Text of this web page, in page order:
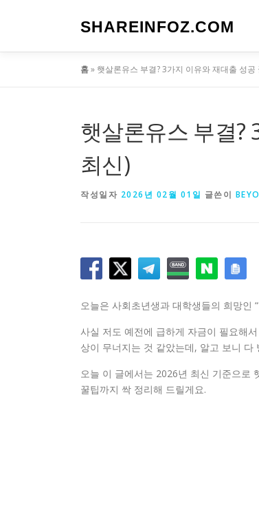
로
SHAREINFOZ.COM
홈» 햇살론유스 부결? 3가지 이유와 재대출 성
햇살론유스 부결?
최신)
작성일자 2026년 02월 01일 글쓴이
오늘은 사회초년생과 대학생들의 희망인 “
사실 저도 예전에 급하게 자금이 필요해
상이 무너지는 것 같았는데, 알고 보니 다
오늘 이 글에서는 2026년 최신 기준으로
꿀팁까지 싹 정리해 드릴게요.